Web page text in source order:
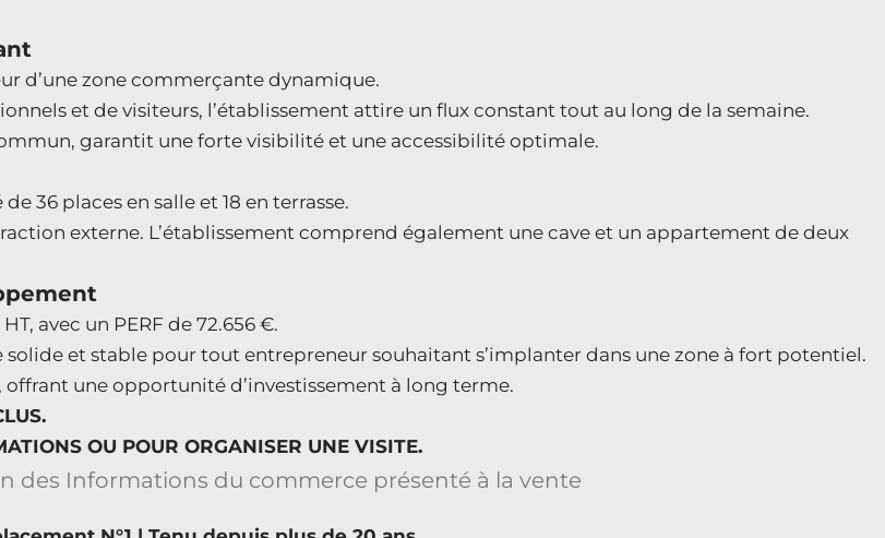
d’une zone commerçante dynamique.
et de visiteurs, l’établissement attire un flux constant tout au long de la semaine.
garantit une forte visibilité et une accessibilité optimale.
36 places en salle et 18 en terrasse.
externe. L’établissement comprend également une cave et un appartement de deux
avec un PERF de 72.656 €.
solide et stable pour tout entrepreneur souhaitant s’implanter dans une zone à fort potentiel.
une opportunité d’investissement à long terme.
OU POUR ORGANISER UNE VISITE.